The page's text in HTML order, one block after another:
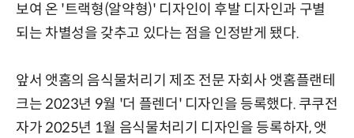
보여 온 '트랙형(알약형)' 디자인이 후발 디자인과 구별
되는 차별성을 갖추고 있다는 점을 인정받게 됐다.
앞서 앳홈의 음식물처리기 제조 전문 자회사 앳홈플랜테
크는 2023년 9월 '더 플렌더' 디자인을 등록했다. 쿠쿠전
자가 2025년 1월 음식물처리기 디자인을 등록하자, 앳